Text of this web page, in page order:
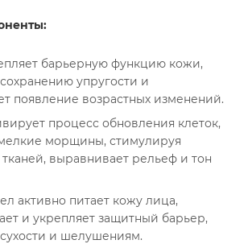
барьерную функцию кожи,
упругости и
появление возрастных изменений.
процесс обновления клеток,
морщины, стимулируя
выравнивает рельеф и тон
активно питает кожу лица,
и укрепляет защитный барьер,
сухости и шелушениям.